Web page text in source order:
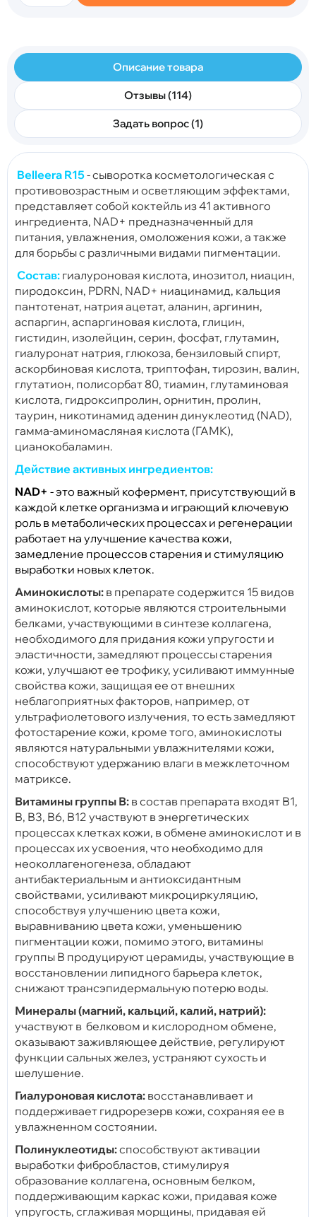
Описание товара
Отзывы (114)
Задать вопрос (1)
Belleera R15-сыворотка косметологическая с
противовозрастным и осветляющим эффектами,
представляет собой коктейль из 41 активного
ингредиента, NAD+ предназначенный для
питания, увлажнения, омоложения кожи, а также
для борьбы с различными видами пигментации.
Состав: гиалуроновая кислота, инозитол, ниацин,
пиродоксин, PDRN, NAD+ ниацинамид, кальция
пантотенат, натрия ацетат, аланин, аргинин,
аспаргин, аспаргиновая кислота, глицин,
гистидин, изолейцин, серин, фосфат, глутамин,
гиалуронат натрия, глюкоза, бензиловый спирт,
аскорбиновая кислота, триптофан, тирозин, валин,
глутатион, полисорбат 80, тиамин, глутаминовая
кислота, гидроксипролин, орнитин, пролин,
таурин, никотинамид аденин динуклеотид (NAD),
гамма-аминомасляная кислота (ГАМК),
цианокобаламин.
Действие активных ингредиентов:
NAD+ - это важный кофермент, присутствующий в
каждой клетке организма и играющий ключевую
роль в метаболических процессах и регенерации
работает на улучшение качества кожи,
замедление процессов старения и стимуляцию
выработки новых клеток.
Аминокислоты: в препарате содержится 15 видов
аминокислот, которые являются строительными
белками, участвующими в синтезе коллагена,
необходимого для придания кожи упругости и
эластичности, замедляют процессы старения
кожи, улучшают ее трофику, усиливают иммунные
свойства кожи, защищая ее от внешних
неблагоприятных факторов, например, от
ультрафиолетового излучения, то есть замедляют
фотостарение кожи, кроме того, аминокислоты
являются натуральными увлажнителями кожи,
способствуют удержанию влаги в межклеточном
матриксе.
Витамины группы В: в состав препарата входят В1,
В, В3, В6, В12 участвуют в энергетических
процессах клетках кожи, в обмене аминокислот и в
процессах их усвоения, что необходимо для
неоколлагеногенеза, обладают
антибактериальным и антиоксидантным
свойствами, усиливают микроциркуляцию,
способствуя улучшению цвета кожи,
выравниванию цвета кожи, уменьшению
пигментации кожи, помимо этого, витамины
группы В продуцируют церамиды, участвующие в
восстановлении липидного барьера клеток,
снижают трансэпидермальную потерю воды.
Минералы (магний, кальций, калий, натрий):
участвуют в белковом и кислородном обмене,
оказывают заживляющее действие, регулируют
функции сальных желез, устраняют сухость и
шелушение.
Гиалуроновая кислота: восстанавливает и
поддерживает гидрорезерв кожи, сохраняя ее в
увлажненном состоянии.
Полинуклеотиды:способствуют активации
выработки фибробластов, стимулируя
образование коллагена, основным белком,
поддерживающим каркас кожи, придавая коже
упругость, сглаживая морщины, придавая ей